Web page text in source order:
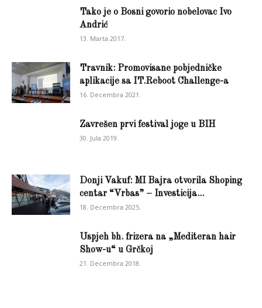
Tako je o Bosni govorio nobelovac Ivo
Andrić
13. Marta 2017.
Travnik: Promovisane pobjedničke
aplikacije sa IT.Reboot Challenge-a
16. Decembra 2021.
Zavrešen prvi festival joge u BIH
30. Jula 2019.
Donji Vakuf: MI Bajra otvorila Shoping
centar “Vrbas” – Investicija...
18. Decembra 2025.
Uspjeh bh. frizera na „Mediteran hair
Show-u“ u Grčkoj
21. Decembra 2018.